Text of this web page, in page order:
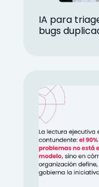
IA para
bugs